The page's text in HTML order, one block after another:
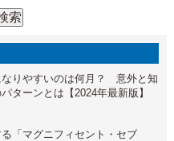
索
なりやすいのは何月？ 意外と知
ターンとは【2024年最新版】
「マグニフィセント・セブ